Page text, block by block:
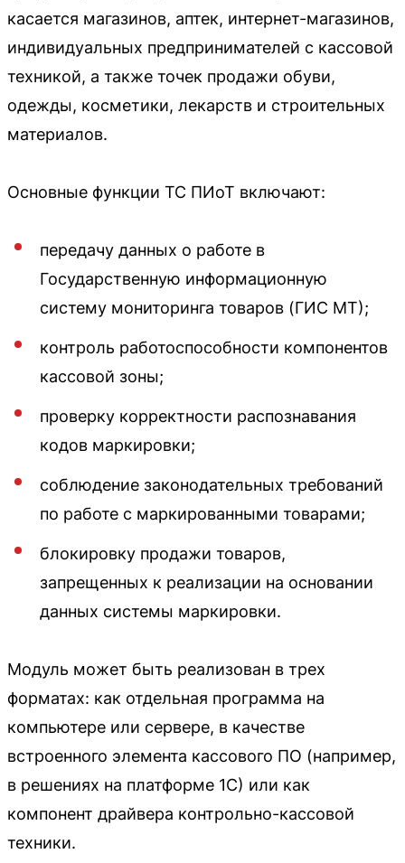
касается магазинов, аптек, интернет-магазинов,
индивидуальных предпринимателей с кассовой
техникой, а также точек продажи обуви,
одежды, косметики, лекарств и строительных
материалов.
Основные функции ТС ПИоТ включают:
передачу данных о работе в
Государственную информационную
систему мониторинга товаров (ГИС МТ);
контроль работоспособности компонентов
кассовой зоны;
проверку корректности распознавания
кодов маркировки;
соблюдение законодательных требований
по работе с маркированными товарами;
блокировку продажи товаров,
запрещенных к реализации на основании
данных системы маркировки.
Модуль может быть реализован в трех
форматах: как отдельная программа на
компьютере или сервере, в качестве
встроенного элемента кассового ПО (например,
в решениях на платформе 1С) или как
компонент драйвера контрольно-кассовой
техники.